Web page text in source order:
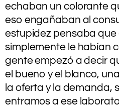
echaban un colorante
eso engañaban al
estupidez pensaba que
simplemente le habían
gente empezó a decir
el bueno y el blanco,
la oferta y la demanda,
entramos a ese